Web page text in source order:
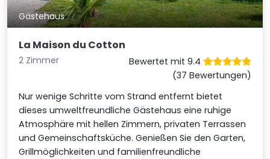
Gästehaus
La Maison du Cotton
2 Zimmer
Bewertet mit 9.4
(37 Bewertungen)
Nur wenige Schritte vom Strand entfernt bietet
dieses umweltfreundliche Gästehaus eine ruhige
Atmosphäre mit hellen Zimmern, privaten Terrassen
und Gemeinschaftsküche. Genießen Sie den Garten,
Grillmöglichkeiten und familienfreundliche